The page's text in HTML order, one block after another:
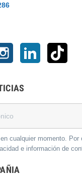
Instagram LinkedIn
cualquier momento.
e información de